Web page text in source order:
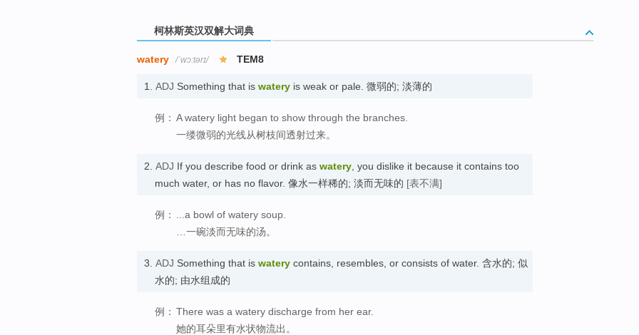
柯林斯英汉双解大词典
watery /ˈwɔːtərɪ/ TEM8
1. ADJ Something that is watery is weak or pale. 微弱的; 淡薄的
例： A watery light began to show through the branches.
一缕微弱的光线从树枝间透射过来。
2. ADJ If you describe food or drink as watery , you dislike it because it contains too
much water, or has no flavor. 像水一样稀的; 淡而无味的 [表不满]
例：
...a bowl of watery soup.
…一碗淡而无味的汤。
3. ADJ Something that is watery contains, resembles, or consists of water. 含水的; 似
水的; 由水组成的
例： There was a watery discharge from her ear.
她的耳朵里有水状物流出。